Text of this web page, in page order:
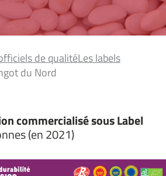
de qualitéLes labels
du Nord
commercialisé sous Label
(en 2021)